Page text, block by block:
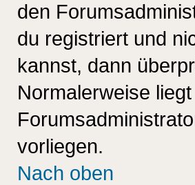
den
du registriert und
kannst, dann
Normalerweise
vorliegen.
Nach oben